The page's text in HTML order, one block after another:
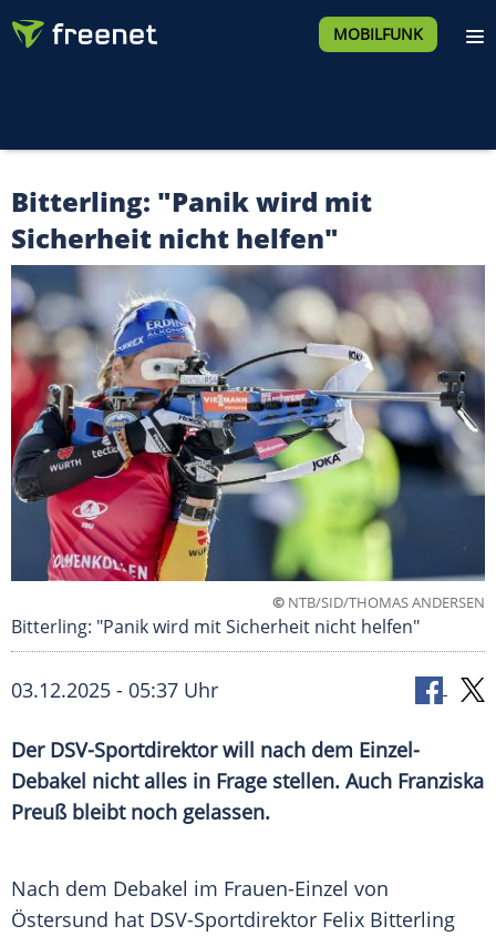
MOBILFUNK
Bitterling: "Panik wird mit
Sicherheit nicht helfen"
© NTB/SID/THOMAS ANDERSEN
Bitterling: "Panik wird mit Sicherheit nicht helfen"
03.12.2025 - 05:37 Uhr
Der DSV-Sportdirektor will nach dem Einzel-
Debakel nicht alles in Frage stellen. Auch Franziska
Preuß bleibt noch gelassen.
Nach dem Debakel im Frauen-Einzel von
Östersund hat DSV-Sportdirektor Felix Bitterling